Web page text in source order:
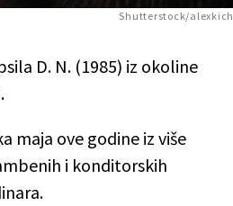
Shutterstock/alexkich
D. N. (1985) iz okoline
maja ove godine iz više
i konditorskih